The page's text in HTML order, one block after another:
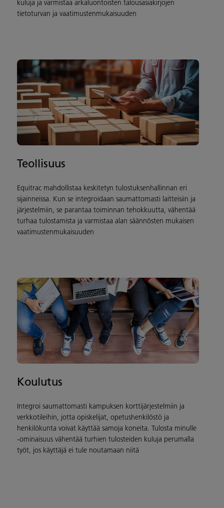
kuluja ja varmistaa arkaluontoisten talousasiakirjojen
tietoturvan ja vaatimustenmukaisuuden
Teollisuus
Equitrac mahdollistaa keskitetyn tulostuksenhallinnan eri
sijainneissa. Kun se integroidaan saumattomasti laitteisiin ja
järjestelmiin, se parantaa toiminnan tehokkuutta, vähentää
turhaa tulostamista ja varmistaa alan säännösten mukaisen
vaatimustenmukaisuuden
Koulutus
Integroi saumattomasti kampuksen korttijärjestelmiin ja
verkkotileihin, jotta opiskelijat, opetushenkilöstö ja
henkilökunta voivat käyttää samoja koneita. Tulosta minulle
-ominaisuus vähentää turhien tulosteiden kuluja perumalla
työt, jos käyttäjä ei tule noutamaan niitä